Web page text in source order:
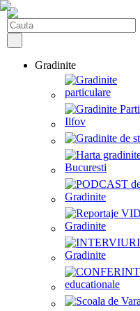
Gradinite